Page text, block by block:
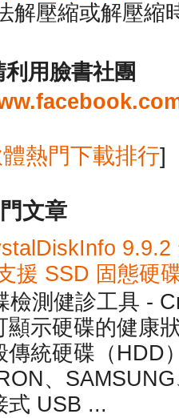
解壓縮或解壓縮
用臉書社團
熱門下載排行]
文章
9.9.2
援 SSD 固態硬
檢測健診工具 -
顯示硬碟的健康
傳統硬碟（HDD
、
式 USB ...